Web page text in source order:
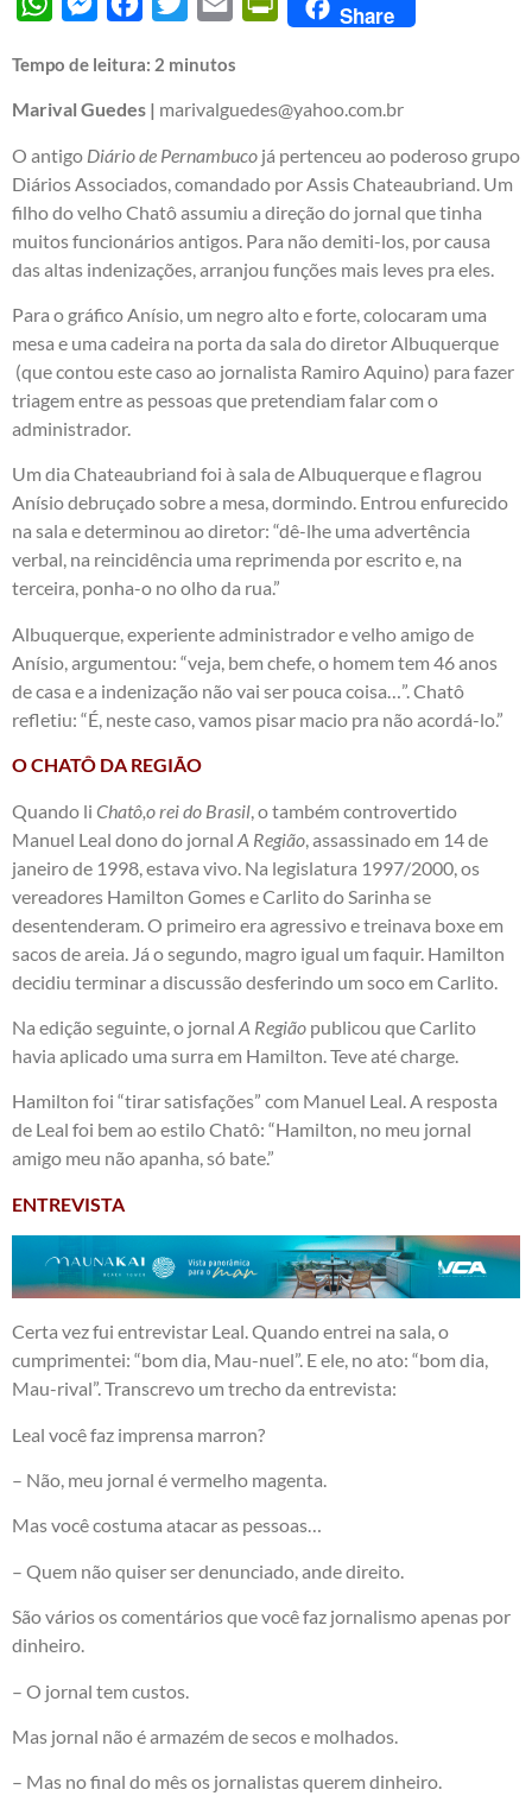
Share
Tempo de leitura: 2 minutos
Marival Guedes | marivalguedes@yahoo.com.br
O antigo Diário de Pernambuco já pertenceu ao poderoso grupo
Diários Associados, comandado por Assis Chateaubriand. Um
filho do velho Chatô assumiu a direção do jornal que tinha
muitos funcionários antigos. Para não demiti-los, por causa
das altas indenizações, arranjou funções mais leves pra eles.
Para o gráfico Anísio, um negro alto e forte, colocaram uma
mesa e uma cadeira na porta da sala do diretor Albuquerque
(que contou este caso ao jornalista Ramiro Aquino) para fazer
triagem entre as pessoas que pretendiam falar com o
administrador.
Um dia Chateaubriand foi à sala de Albuquerque e flagrou
Anísio debruçado sobre a mesa, dormindo. Entrou enfurecido
na sala e determinou ao diretor: “dê-lhe uma advertência
verbal, na reincidência uma reprimenda por escrito e, na
terceira, ponha-o no olho da rua.”
Albuquerque, experiente administrador e velho amigo de
Anísio, argumentou: “veja, bem chefe, o homem tem 46 anos
de casa e a indenização não vai ser pouca coisa…”. Chatô
refletiu: “É, neste caso, vamos pisar macio pra não acordá-lo.”
O CHATÔ DA REGIÃO
Quando li Chatô,o rei do Brasil , o também controvertido
Manuel Leal dono do jornal A Região , assassinado em 14 de
janeiro de 1998, estava vivo. Na legislatura 1997/2000, os
vereadores Hamilton Gomes e Carlito do Sarinha se
desentenderam. O primeiro era agressivo e treinava boxe em
sacos de areia. Já o segundo, magro igual um faquir. Hamilton
decidiu terminar a discussão desferindo um soco em Carlito.
Na edição seguinte, o jornal A Região publicou que Carlito
havia aplicado uma surra em Hamilton. Teve até charge.
Hamilton foi “tirar satisfações” com Manuel Leal. A resposta
de Leal foi bem ao estilo Chatô: “Hamilton, no meu jornal
amigo meu não apanha, só bate.”
ENTREVISTA
Certa vez fui entrevistar Leal. Quando entrei na sala, o
cumprimentei: “bom dia, Mau-nuel”. E ele, no ato: “bom dia,
Mau-rival”. Transcrevo um trecho da entrevista:
Leal você faz imprensa marron?
– Não, meu jornal é vermelho magenta.
Mas você costuma atacar as pessoas…
– Quem não quiser ser denunciado, ande direito.
São vários os comentários que você faz jornalismo apenas por
dinheiro.
– O jornal tem custos.
Mas jornal não é armazém de secos e molhados.
– Mas no final do mês os jornalistas querem dinheiro.